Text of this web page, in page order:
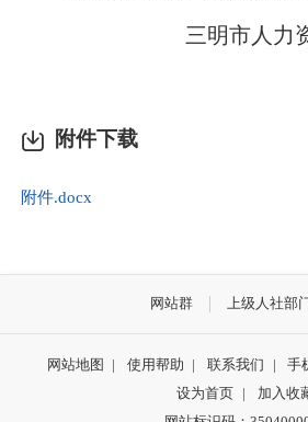
三明市人力资
附件下载
附件.docx
网站群 上级人社部
网站地图 | 使用帮助 | 联系我们 | 手
设为首页 |
加入收